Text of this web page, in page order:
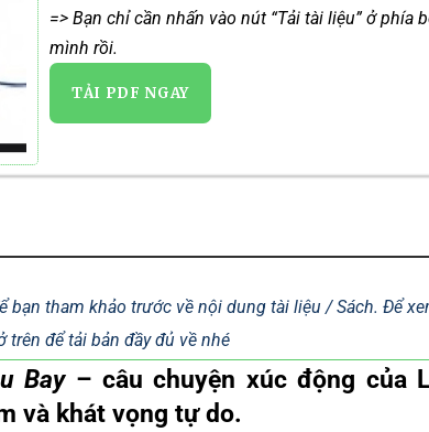
=> Bạn chỉ cần nhấn vào nút “Tải tài liệu” ở
mình rồi.
TẢI PDF NGAY
tham khảo trước về nội dung tài liệu / Sách. Để
trên để tải bản đầy đủ về nhé
Bay– câu chuyện xúc động của
và khát vọng tự do.